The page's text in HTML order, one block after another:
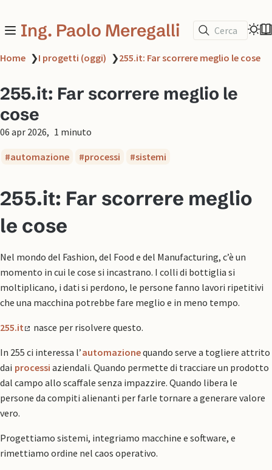
Ing. Paolo Meregalli Cerca
Home ❯I progetti (oggi) ❯255.it: Far scorrere meglio le cose
255.it: Far scorrere meglio le
cose
06 apr 2026 1 minuto
automazione processi sistemi
255.it: Far scorrere meglio
le cose
Nel mondo del Fashion, del Food e del Manufacturing, c’è un
momento in cui le cose si incastrano. I colli di bottiglia si
moltiplicano, i dati si perdono, le persone fanno lavori ripetitivi
che una macchina potrebbe fare meglio e in meno tempo.
255.it nasce per risolvere questo.
In 255 ci interessa l’automazionequando serve a togliere attrito
dai processi aziendali. Quando permette di tracciare un prodotto
dal campo allo scaffale senza impazzire. Quando libera le
persone da compiti alienanti per farle tornare a generare valore
vero.
Progettiamo sistemi, integriamo macchine e software, e
rimettiamo ordine nel caos operativo.